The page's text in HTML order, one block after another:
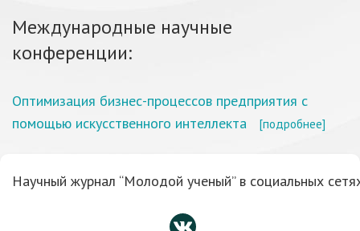
Международные научные
конференции:
Оптимизация бизнес-процессов предприятия с
помощью искусственного интеллекта
[подробнее]
Научный журнал “Молодой ученый” в социальных